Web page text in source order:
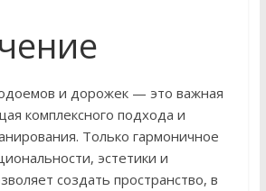
и дорожек — это важная
комплексного подхода и
Только гармоничное
эстетики и
создать пространство, в